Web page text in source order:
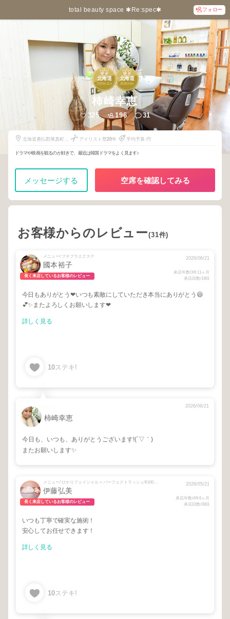
total beauty space ✱Re:spec✱ フォロー
2
北海道
2025年 11 月
3
北海道
2026年 6月
柿崎幸恵
325 196 31
北海道勇払郡厚真町本
アイリスト歴20年 平均予算-円
ドラマや映画を観るのが好きで、最近は韓国ドラマをよく見ます♪
メッセージする 空席を確認してみる
お客様からのレビュー(31件)
メニュー/ プチプラエクステ
國本裕子
長く来店しているお客様のレビュー
2026/06/21
来店年数/3年11ヶ月
来店回数/19回
今日もありがとう❤いつも素敵にしていただき本当にありがとう😆
💕✨またよろしくお願いします❤
詳しく見る
10ステキ!
柿崎幸恵
2026/06/21
今日も、いつも、ありがとうございます!(´▽｀)
またお願いします✨️
メニュー/ ひかりフェイシャル + パーフェクトラッシュ®︎100束 + Lコート
伊藤弘美
長く来店しているお客様のレビュー
2026/05/21
来店年数/4年6ヶ月
来店回数/39回
いつも丁寧で確実な施術！
安心してお任せできます！
詳しく見る
10ステキ!